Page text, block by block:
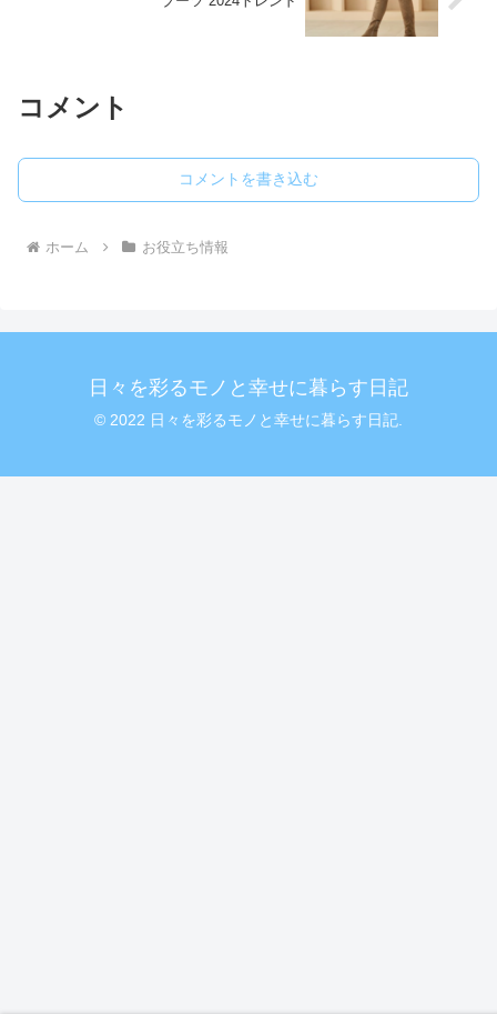
コメント
コメントを書き込む
ホーム お役立ち情報
日々を彩るモノと幸せに暮らす日記
© 2022 日々を彩るモノと幸せに暮らす日記.